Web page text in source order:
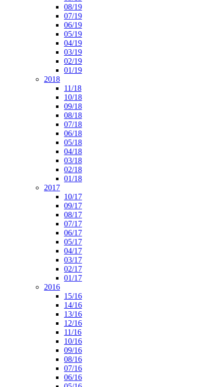
08/19
07/19
06/19
05/19
04/19
03/19
02/19
01/19
2018
11/18
10/18
09/18
08/18
07/18
06/18
05/18
04/18
03/18
02/18
01/18
2017
10/17
09/17
08/17
07/17
06/17
05/17
04/17
03/17
02/17
01/17
2016
15/16
14/16
13/16
12/16
11/16
10/16
09/16
08/16
07/16
06/16